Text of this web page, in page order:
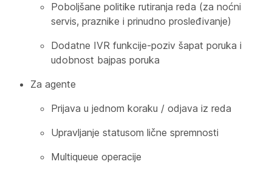
Poboljšane politike rutiranja reda (za noćni
servis, praznike i prinudno prosleđivanje)
Dodatne IVR funkcije-poziv šapat poruka i
udobnost bajpas poruka
Za agente
Prijava u jednom koraku / odjava iz reda
Upravljanje statusom lične spremnosti
Multiqueue operacije